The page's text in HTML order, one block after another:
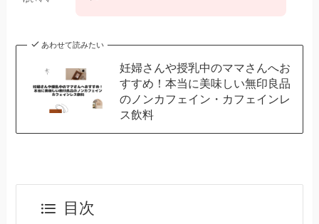
あわせて読みたい
妊婦さんや授乳中のママさんへお
すすめ！本当に美味しい無印良品
のノンカフェイン・カフェインレ
ス飲料
目次